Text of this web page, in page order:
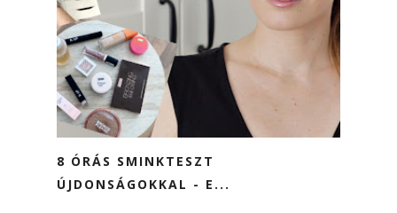
8 ÓRÁS SMINKTESZT
ÚJDONSÁGOKKAL - E...